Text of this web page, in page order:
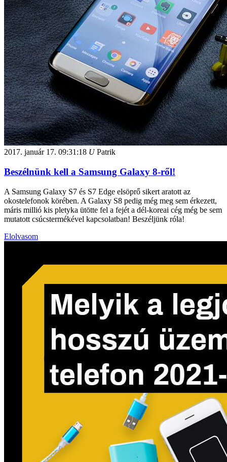
2017. január 17. 09:31:18 UPatrik
Beszélnünk kell a Samsung Galaxy 8-ről!
A Samsung Galaxy S7 és S7 Edge elsöprő sikert aratott az
okostelefonok körében. A Galaxy S8 pedig még meg sem érkezett,
máris millió kis pletyka ütötte fel a fejét a dél-koreai cég még be sem
mutatott csúcstermékével kapcsolatban! Beszéljünk róla!
Elolvasom